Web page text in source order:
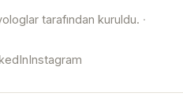
tarafından kuruldu. ·
Instagram